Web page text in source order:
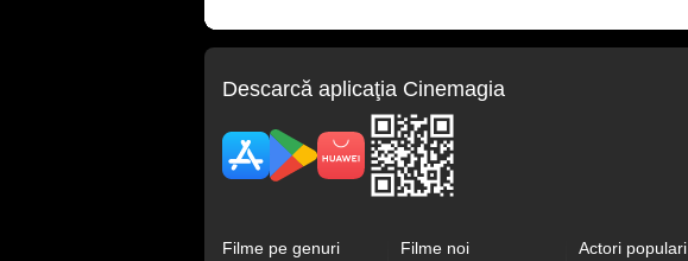
Descarcă aplicaţia Cinemagia
Filme pe genuri Filme noi Actori populari